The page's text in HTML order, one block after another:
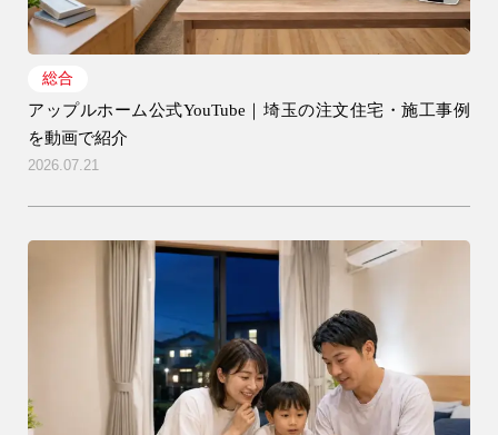
総合
アップルホーム公式YouTube｜埼玉の注文住宅・施工事例
を動画で紹介
2026.07.21